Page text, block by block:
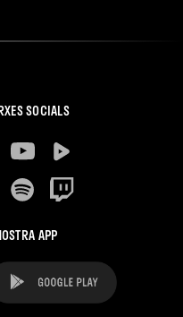
SOCIALS
APP